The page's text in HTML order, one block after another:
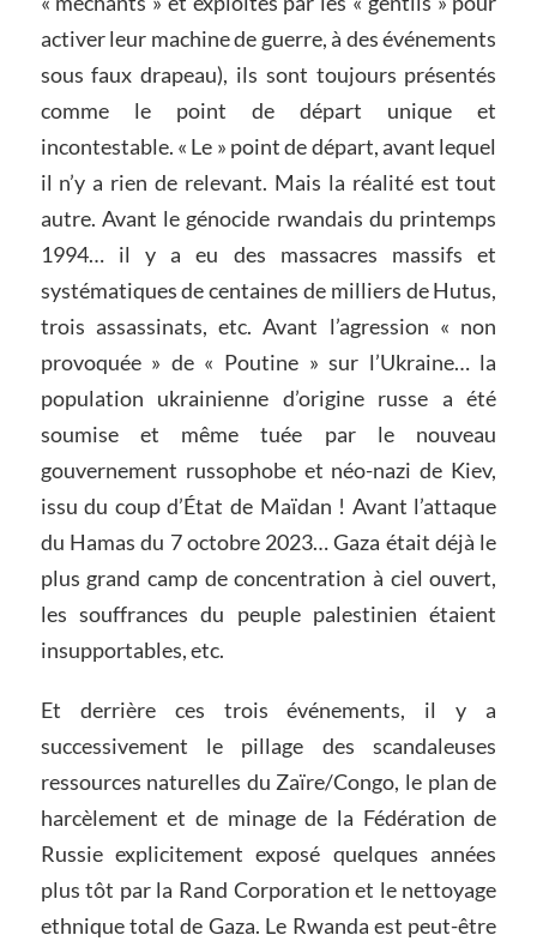
activer leur machine de guerre, à des événements
sous faux drapeau), ils sont toujours présentés
comme le point de départ unique et
incontestable. « Le » point de départ, avant lequel
il n’y a rien de relevant. Mais la réalité est tout
autre. Avant le génocide rwandais du printemps
1994… il y a eu des massacres massifs et
systématiques de centaines de milliers de Hutus,
trois assassinats, etc. Avant l’agression « non
provoquée » de « Poutine » sur l’Ukraine… la
population ukrainienne d’origine russe a été
soumise et même tuée par le nouveau
gouvernement russophobe et néo-nazi de Kiev,
issu du coup d’État de Maïdan ! Avant l’attaque
du Hamas du 7 octobre 2023… Gaza était déjà le
plus grand camp de concentration à ciel ouvert,
les souffrances du peuple palestinien étaient
insupportables, etc.
Et derrière ces trois événements, il y a
successivement le pillage des scandaleuses
ressources naturelles du Zaïre/Congo, le plan de
harcèlement et de minage de la Fédération de
Russie explicitement exposé quelques années
plus tôt par la Rand Corporation et le nettoyage
ethnique total de Gaza. Le Rwanda est peut-être